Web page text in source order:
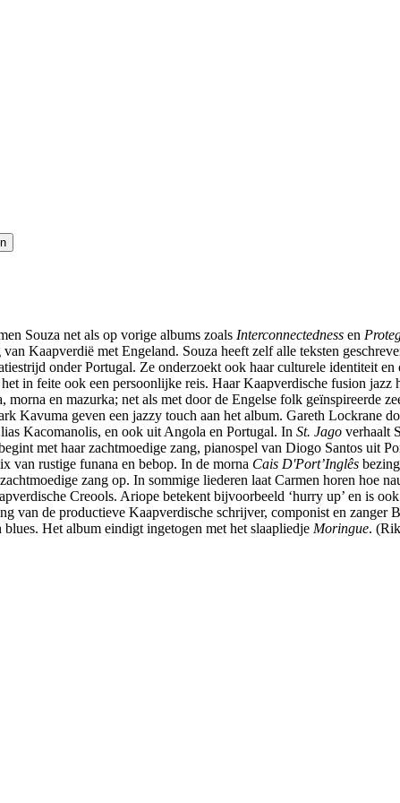
Souza net als op vorige albums zoals Interconnectedness en
Kaapverdië met Engeland. Souza heeft zelf alle teksten
onder Portugal. Ze onderzoekt ook haar culturele identiteit
in feite ook een persoonlijke reis. Haar Kaapverdische fusion
morna en mazurka; net als met door de Engelse folk geïnspireerde
Kavuma geven een jazzy touch aan het album. Gareth Lockrane
Kacomanolis, en ook uit Angola en Portugal. In St. Jago verhaalt
met haar zachtmoedige zang, pianospel van Diogo Santos uit
van rustige funana en bebop. In de morna Cais D'Port’Inglês
zang op. In sommige liederen laat Carmen horen hoe
Creools. Ariope betekent bijvoorbeeld ‘hurry up’ en is
van de productieve Kaapverdische schrijver, componist en
Het album eindigt ingetogen met het slaapliedje Moringue.